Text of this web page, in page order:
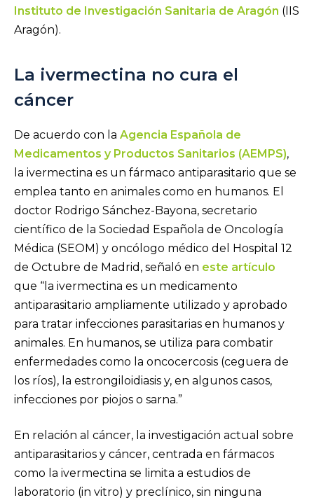
Instituto de Investigación Sanitaria de Aragón (IIS
Aragón).
La ivermectina no cura el
cáncer
De acuerdo con la Agencia Española de
Medicamentos y Productos Sanitarios (AEMPS),
la ivermectina es un fármaco antiparasitario que se
emplea tanto en animales como en humanos. El
doctor Rodrigo Sánchez-Bayona, secretario
científico de la Sociedad Española de Oncología
Médica (SEOM) y oncólogo médico del Hospital 12
de Octubre de Madrid, señaló en este artículo
que “la ivermectina es un medicamento
antiparasitario ampliamente utilizado y aprobado
para tratar infecciones parasitarias en humanos y
animales. En humanos, se utiliza para combatir
enfermedades como la oncocercosis (ceguera de
los ríos), la estrongiloidiasis y, en algunos casos,
infecciones por piojos o sarna.”
En relación al cáncer, la investigación actual sobre
antiparasitarios y cáncer, centrada en fármacos
como la ivermectina se limita a estudios de
laboratorio (in vitro) y preclínico, sin ninguna